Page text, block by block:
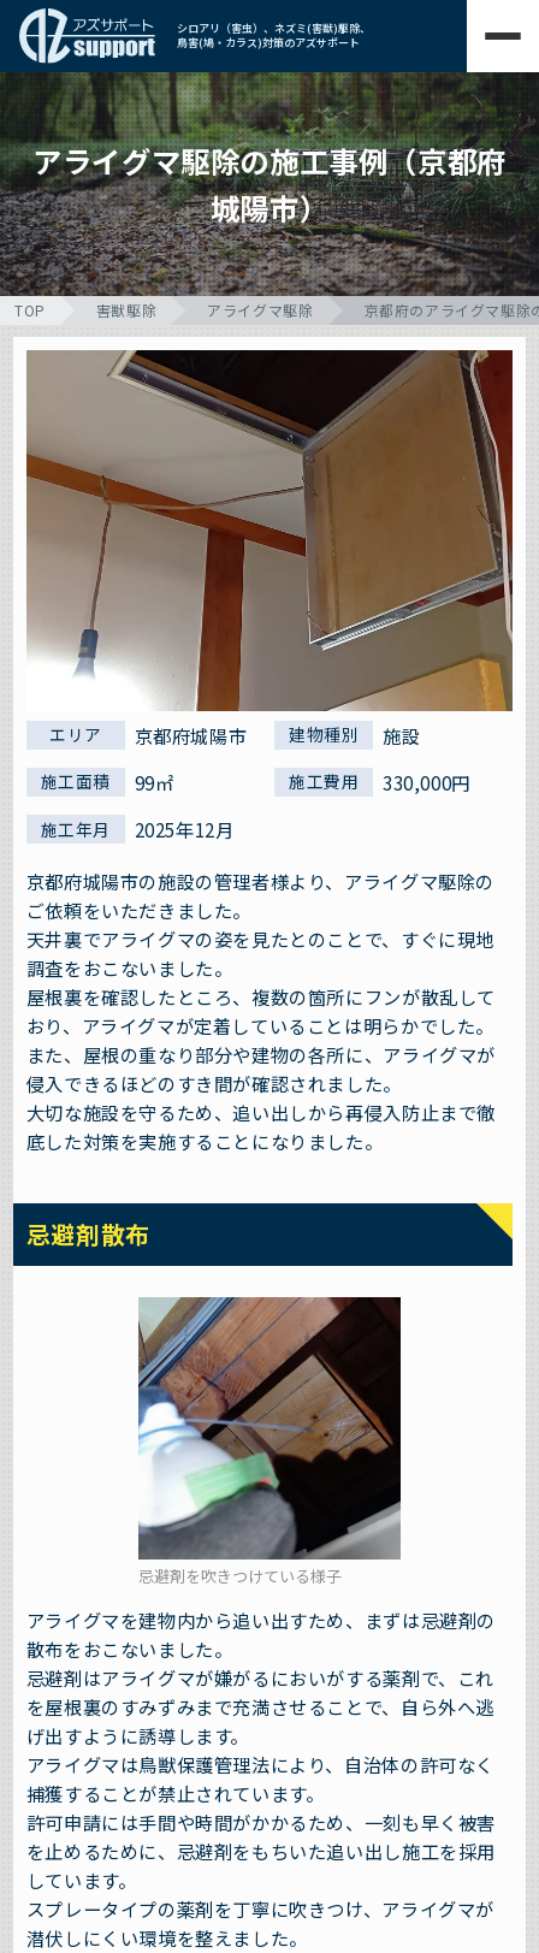
シロアリ（害虫）、ネズミ(害獣)駆除、
鳥害(鳩・カラス)対策のアズサポート
アライグマ駆除の施工事例（京都府
城陽市）
TOP 害獣駆除 アライグマ駆除 京都府のアライグマ駆除
エリア 京都府城陽市 建物種別 施設
施工面積 99㎡ 施工費用 330,000円
施工年月
2025年12月
京都府城陽市の施設の管理者様より、アライグマ駆除の
ご依頼をいただきました。
天井裏でアライグマの姿を見たとのことで、すぐに現地
調査をおこないました。
屋根裏を確認したところ、複数の箇所にフンが散乱して
おり、アライグマが定着していることは明らかでした。
また、屋根の重なり部分や建物の各所に、アライグマが
侵入できるほどのすき間が確認されました。
大切な施設を守るため、追い出しから再侵入防止まで徹
底した対策を実施することになりました。
忌避剤散布
忌避剤を吹きつけている様子
アライグマを建物内から追い出すため、まずは忌避剤の
散布をおこないました。
忌避剤はアライグマが嫌がるにおいがする薬剤で、これ
を屋根裏のすみずみまで充満させることで、自ら外へ逃
げ出すように誘導します。
アライグマは鳥獣保護管理法により、自治体の許可なく
捕獲することが禁止されています。
許可申請には手間や時間がかかるため、一刻も早く被害
を止めるために、忌避剤をもちいた追い出し施工を採用
しています。
スプレータイプの薬剤を丁寧に吹きつけ、アライグマが
潜伏しにくい環境を整えました。